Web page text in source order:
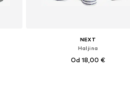
NEXT
Haljina
Od 18,00 €